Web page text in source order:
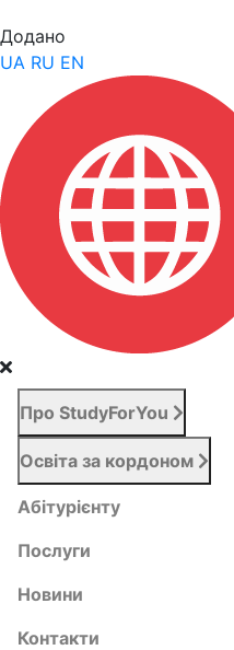
Додано
UA RU EN
Про StudyForYou
Освіта за кордоном
Абітурієнту
Послуги
Новини
Контакти